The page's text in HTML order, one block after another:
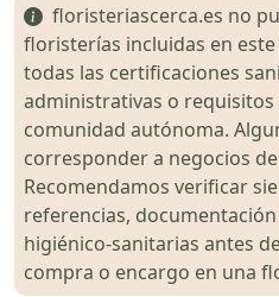
floristeriascerca.es no
floristerías incluidas en
todas las certificaciones
administrativas o requisitos
comunidad autónoma.
corresponder a negocios
Recomendamos verificar
referencias,
higiénico-sanitarias antes
compra o encargo en una